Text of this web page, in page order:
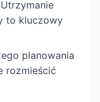
Utrzymanie
to kluczowy
planowania
rozmieścić